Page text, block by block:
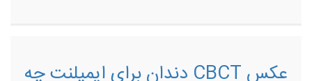
​عکس CBCT دندان برای ایمپلنت چه